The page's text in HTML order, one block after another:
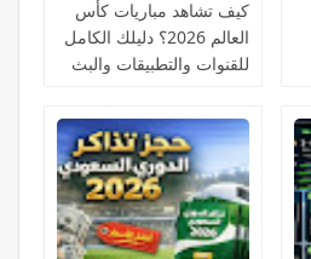
كيف تشاهد مباريات كأس
العالم 2026؟ دليلك الكامل
للقنوات والتطبيقات والبث